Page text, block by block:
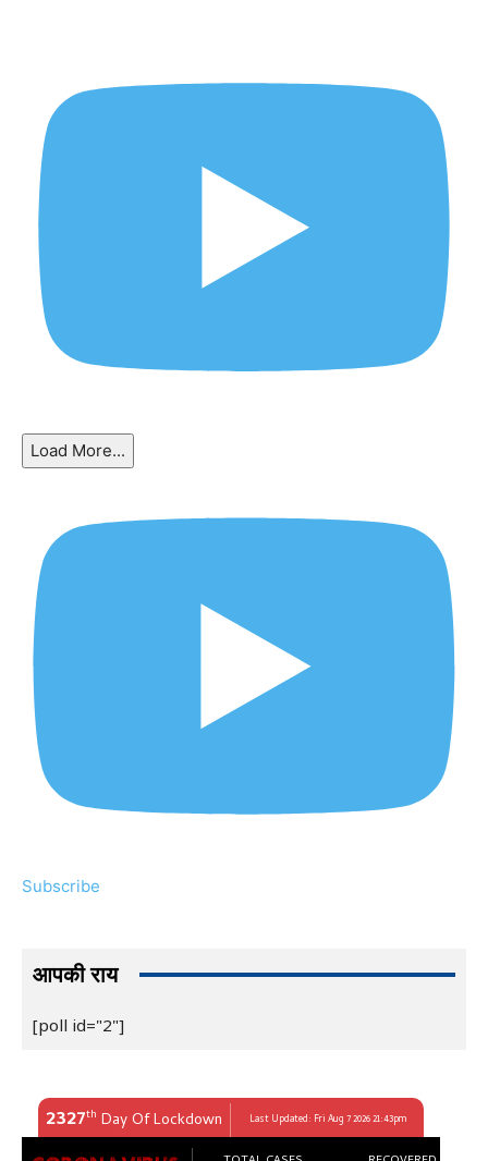
Load More...
Subscribe
आपकी राय
[poll id="2"]